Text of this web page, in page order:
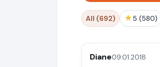
All (692) ★ 5 (580)
Diane09.01.2018